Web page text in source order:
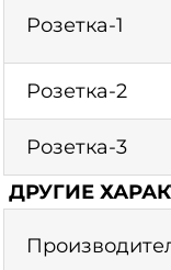
Розетка-1
Розетка-2
Розетка-3
ДРУГИЕ